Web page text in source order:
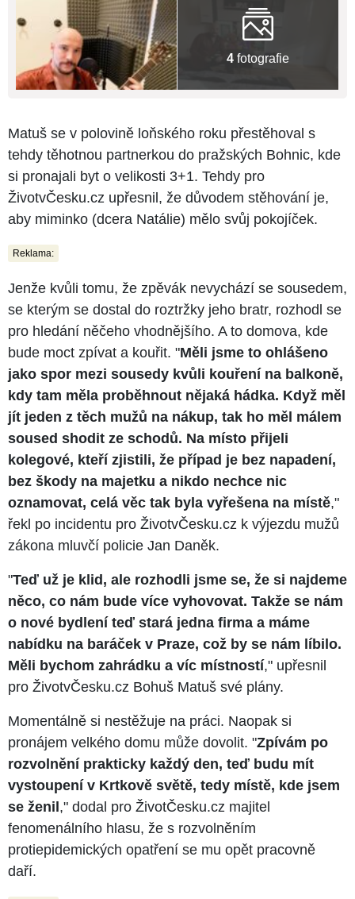
4 fotografie
Matuš se v polovině loňského roku přestěhoval s
tehdy těhotnou partnerkou do pražských Bohnic, kde
si pronajali byt o velikosti 3+1. Tehdy pro
ŽivotvČesku.cz upřesnil, že důvodem stěhování je,
aby miminko (dcera Natálie) mělo svůj pokojíček.
Reklama:
Jenže kvůli tomu, že zpěvák nevychází se sousedem,
se kterým se dostal do roztržky jeho bratr, rozhodl se
pro hledání něčeho vhodnějšího. A to domova, kde
bude moct zpívat a kouřit. "Měli jsme to ohlášeno
jako spor mezi sousedy kvůli kouření na balkoně,
kdy tam měla proběhnout nějaká hádka. Když měl
jít jeden z těch mužů na nákup, tak ho měl málem
soused shodit ze schodů. Na místo přijeli
kolegové, kteří zjistili, že případ je bez napadení,
bez škody na majetku a nikdo nechce nic
oznamovat, celá věc tak byla vyřešena na místě,"
řekl po incidentu pro ŽivotvČesku.cz k výjezdu mužů
zákona mluvčí policie Jan Daněk.
"Teď už je klid, ale rozhodli jsme se, že si najdeme
něco, co nám bude více vyhovovat. Takže se nám
o nové bydlení teď stará jedna firma a máme
nabídku na baráček v Praze, což by se nám líbilo.
Měli bychom zahrádku a víc místností," upřesnil
pro ŽivotvČesku.cz Bohuš Matuš své plány.
Momentálně si nestěžuje na práci. Naopak si
pronájem velkého domu může dovolit. "Zpívám po
rozvolnění prakticky každý den, teď budu mít
vystoupení v Krtkově světě, tedy místě, kde jsem
se ženil ," dodal pro ŽivotČesku.cz majitel
fenomenálního hlasu, že s rozvolněním
protiepidemických opatření se mu opět pracovně
daří.